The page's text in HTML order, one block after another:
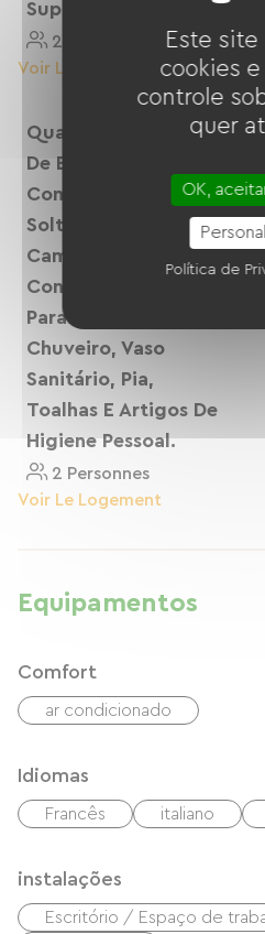
Supplément Sa
2 Personnes
Voir Le Logement
Quarto 4, Em Tons
De Bege E Turquesa,
Com 2 Camas De
Solteiro Ou Uma
Cama De Casal, Ar
Condicionado, Vista
Para O Jardim,
Chuveiro, Vaso
Sanitário, Pia,
Toalhas E Artigos De
Higiene Pessoal.
2 Personnes
Voir Le Logement
Equipamentos
Comfort
ar condicionado
Idiomas
Francês italiano
instalações
Escritório / Espaço de
Este site
cookies
controle
quer
OK,
Política de